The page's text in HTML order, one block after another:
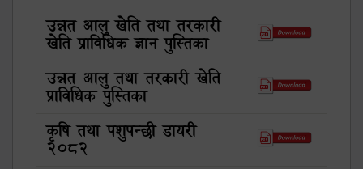
उन्नत आलु खेति तथा तरकारी
खेति प्राविधिक ज्ञान पुस्तिका
उन्नत आलु तथा तरकारी खेति
प्राविधिक पुस्तिका
कृषि तथा पशुपन्छी डायरी
२०८२